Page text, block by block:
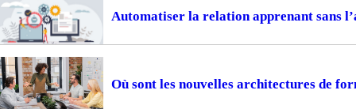
Automatiser la relation apprenant sans
Où sont les nouvelles architectures de